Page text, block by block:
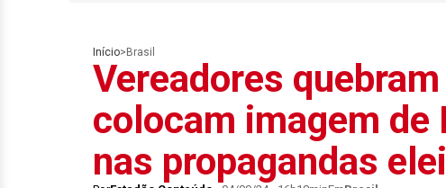
Início> Brasil
Vereadores
colocam imagem de
nas propagandas